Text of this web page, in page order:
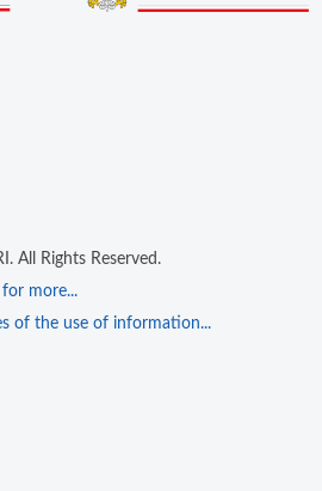
All Rights Reserved.
more...
of the use of information...